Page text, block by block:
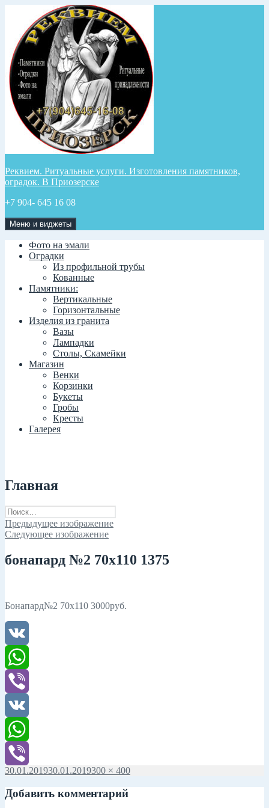
содержимому
Реквием. Ритуальные услуги. Изготовления памятников,
оградок. В Приозерске
+7 904- 645 16 08
Меню и виджеты
Фото на эмали
Оградки
Из профильной трубы
Кованные
Памятники:
Вертикальные
Горизонтальные
Изделия из гранита
Вазы
Лампадки
Столы, Скамейки
Магазин
Венки
Корзинки
Букеты
Гробы
Кресты
Галерея
Главная
Найти:
Предыдущее изображение
Следующее изображение
бонапард №2 70х110 1375
Бонапард№2 70х110 3000руб.
VK
WhatsApp
Viber
VK
WhatsApp
Viber
Опубликовано
30.01.201930.01.2019Полный
300 × 400
Добавить комментарий